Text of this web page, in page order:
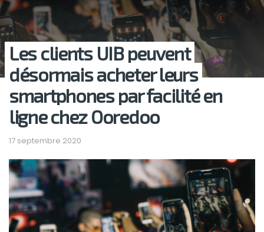
Les clients UIB peuvent
désormais acheter leurs
smartphones par facilité en
ligne chez Ooredoo
17 septembre 2020